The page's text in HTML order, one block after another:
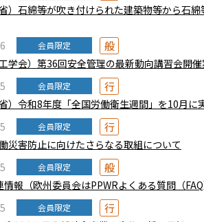
）石綿等が吹き付けられた建築物等から石
会員限定 般
学会）第36回安全管理の最新動向講習会開
会員限定 行
）令和8年度「全国労働衛生週間」を10月に
会員限定 行
災害防止に向けたさらなる取組について
会員限定 般
情報（欧州委員会はPPWRよくある質問（FAQ
会員限定 行